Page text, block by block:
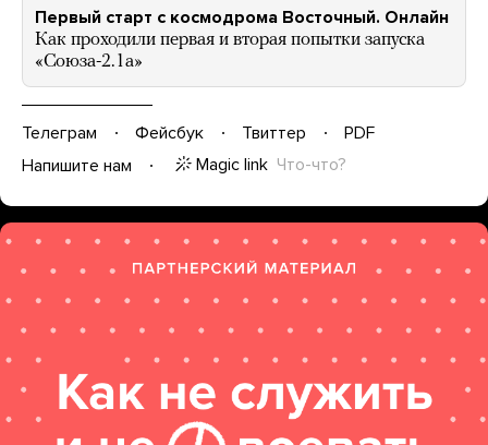
Первый старт с космодрома Восточный. Онлайн
Как проходили первая и вторая попытки запуска
«Союза-2.1а»
Телеграм Фейсбук Твиттер
PDF
Напишите нам
Magic link Что-что?